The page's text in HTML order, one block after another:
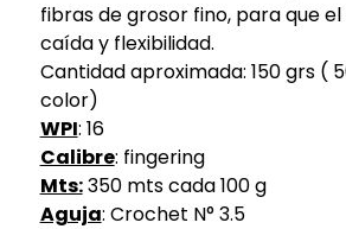
fibras de grosor fino, para que
caída y flexibilidad.
Cantidad aproximada: 150 grs (
color)
WPI: 16
Calibre: fingering
Mts:350 mts cada 100 g
Aguja: Crochet N° 3.5